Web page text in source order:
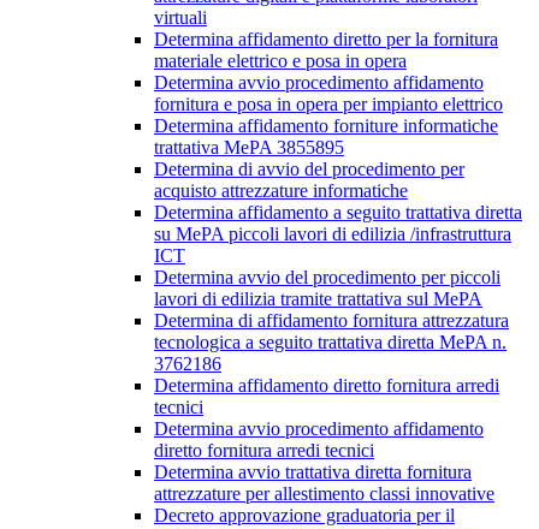
virtuali
Determina affidamento diretto per la fornitura
materiale elettrico e posa in opera
Determina avvio procedimento affidamento
fornitura e posa in opera per impianto elettrico
Determina affidamento forniture informatiche
trattativa MePA 3855895
Determina di avvio del procedimento per
acquisto attrezzature informatiche
Determina affidamento a seguito trattativa diretta
su MePA piccoli lavori di edilizia /infrastruttura
ICT
Determina avvio del procedimento per piccoli
lavori di edilizia tramite trattativa sul MePA
Determina di affidamento fornitura attrezzatura
tecnologica a seguito trattativa diretta MePA n.
3762186
Determina affidamento diretto fornitura arredi
tecnici
Determina avvio procedimento affidamento
diretto fornitura arredi tecnici
Determina avvio trattativa diretta fornitura
attrezzature per allestimento classi innovative
Decreto approvazione graduatoria per il